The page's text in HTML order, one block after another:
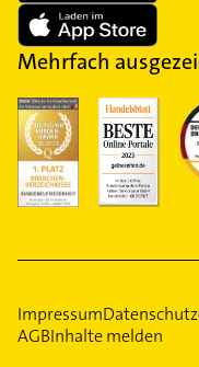
Mehrfach
Impressum
AGBInhalte melden